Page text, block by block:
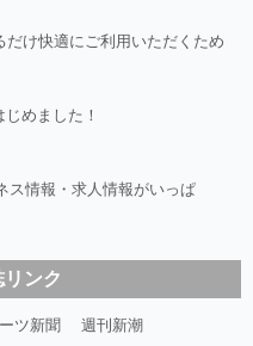
だけ快適にご利用いただくため
めました！
ス情報・求人情報がいっぱ
ンク
ツ新聞
週刊新潮